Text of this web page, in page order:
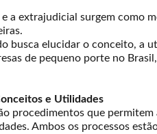
a extrajudicial surgem como
busca elucidar o conceito, a
de pequeno porte no
e Utilidades
procedimentos que
Ambos os processos